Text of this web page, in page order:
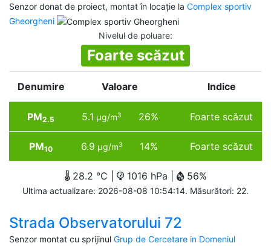
Senzor donat de proiect, montat în locație la Complex sportiv
Gheorgheni
Nivelul de poluare:
Foarte scăzut
Denumire Valoare Indice
PM2.5 5.1 µg/m3 26% Foarte scăzut
PM10 6.9 µg/m3 14% Foarte scăzut
28.2 °C | 1016 hPa | 56%
Ultima actualizare: 2026-08-08 10:54:14. Măsurători: 22.
Strada Observatorului 72
Senzor montat cu sprijinul Grup de Cercetare in Domeniul